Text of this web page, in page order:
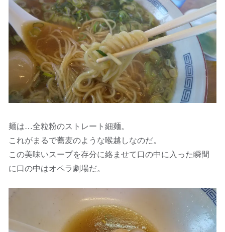
麺は…全粒粉のストレート細麺。
これがまるで蕎麦のような喉越しなのだ。
この美味いスープを存分に絡ませて口の中に入った瞬間
に口の中はオペラ劇場だ。